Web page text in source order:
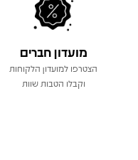
מועדון חברים
הצטרפו למועדון הלקוחות
וקבלו הטבות שוות